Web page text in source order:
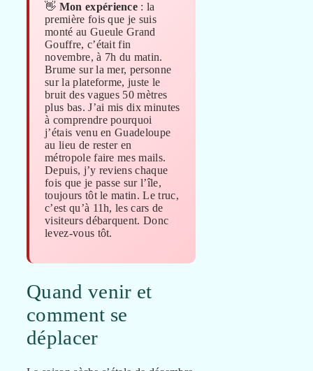
👋 Mon expérience : la
première fois que je suis
monté au Gueule Grand
Gouffre, c’était fin
novembre, à 7h du matin.
Brume sur la mer, personne
sur la plateforme, juste le
bruit des vagues 50 mètres
plus bas. J’ai mis dix minutes
à comprendre pourquoi
j’étais venu en Guadeloupe
au lieu de rester en
métropole faire mes mails.
Depuis, j’y reviens chaque
fois que je passe sur l’île,
toujours tôt le matin. Le truc,
c’est qu’à 11h, les cars de
visiteurs débarquent. Donc
levez-vous tôt.
Quand venir et
comment se
déplacer